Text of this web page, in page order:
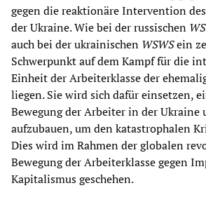
gegen die reaktionäre Intervention
der Ukraine. Wie bei der russischen
auch bei der ukrainischen WSWSein
Schwerpunkt auf dem Kampf für die
Einheit der Arbeiterklasse der
liegen. Sie wird sich dafür einsetzen,
Bewegung der Arbeiter in der Ukraine
aufzubauen, um den katastrophalen
Dies wird im Rahmen der globalen
Bewegung der Arbeiterklasse gegen
Kapitalismus geschehen.